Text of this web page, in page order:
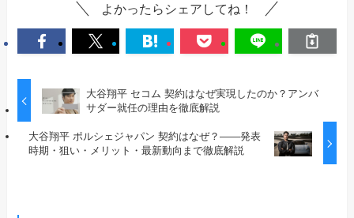
よかったらシェアしてね！
大谷翔平 セコム 契約はなぜ実現したのか？アンバ
サダー就任の理由を徹底解説
大谷翔平 ポルシェジャパン 契約はなぜ？――発表
時期・狙い・メリット・最新動向まで徹底解説